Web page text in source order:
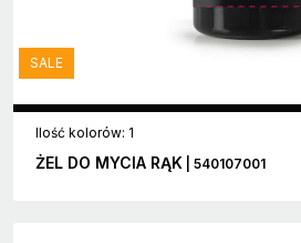
SALE
Ilość kolorów: 1
ŻEL DO MYCIA RĄK | 540107001